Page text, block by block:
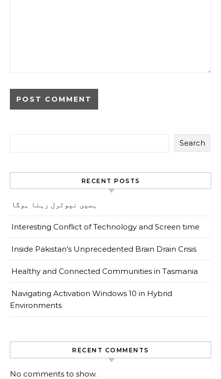
Search
RECENT POSTS
ہمیں نیوٹرل رہنا ہوگا
Interesting Conflict of Technology and Screen time
Inside Pakistan’s Unprecedented Brain Drain Crisis
Healthy and Connected Communities in Tasmania
Navigating Activation Windows 10 in Hybrid
Environments
RECENT COMMENTS
No comments to show.